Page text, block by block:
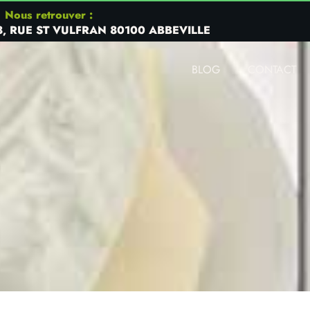
Nous retrouver :
RUE ST VULFRAN 80100 ABBEVILLE
BLOG